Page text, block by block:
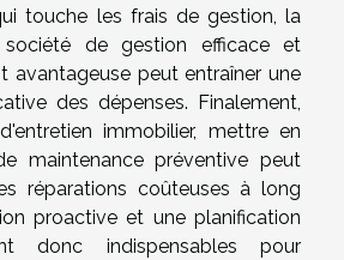
touche les frais de gestion, la
société de gestion efficace et
avantageuse peut entraîner une
des dépenses. Finalement,
immobilier, mettre en
maintenance préventive peut
réparations coûteuses à long
proactive et une planification
donc indispensables pour